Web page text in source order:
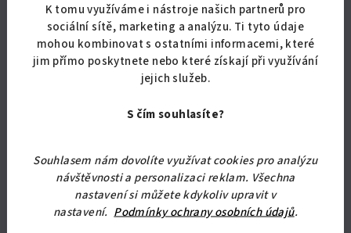
K tomu využíváme i nástroje našich partnerů pro
sociální sítě, marketing a analýzu. Ti tyto údaje
mohou kombinovat s ostatními informacemi, které
jim přímo poskytnete nebo které získají při využívání
jejich služeb.
S čím souhlasíte?
Souhlasem nám dovolíte využívat cookies pro analýzu
návštěvnosti a personalizaci reklam. Všechna
nastavení si můžete kdykoliv upravit v
nastavení. Podmínky ochrany osobních údajů.
Botník do předsíně - botník PR 04 - ZÁSUVKA